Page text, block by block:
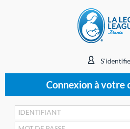
Connexion à votre